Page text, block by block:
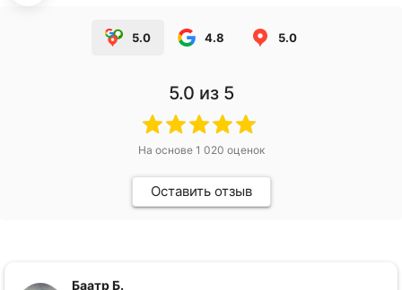
5.0 4.8 5.0
5.0 из 5
На основе 1 020 оценок
Оставить отзыв
Баатр Б.